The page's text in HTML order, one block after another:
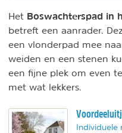
Het Boswachterspad in
betreft een aanrader.
een vlonderpad mee
weiden en een stenen
een fijne plek om even
met wat lekkers.
Individuele